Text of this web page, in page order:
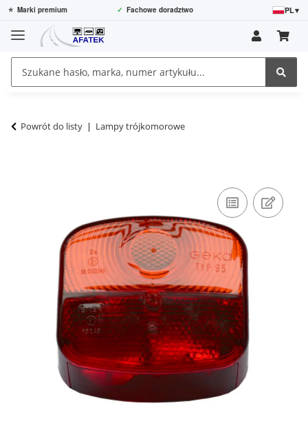
⭐ Marki premium ✓ Fachowe doradztwo PL▾
Powrót do listy Lampy trójkomorowe